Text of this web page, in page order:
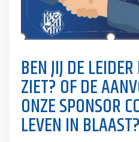
BEN JIJ DE
ZIET? OF DE
ONZE SPONSOR
LEVEN IN BLAAST?